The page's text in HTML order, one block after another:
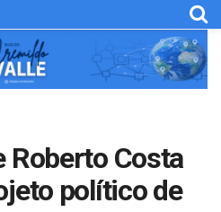
Roberto Costa
político de